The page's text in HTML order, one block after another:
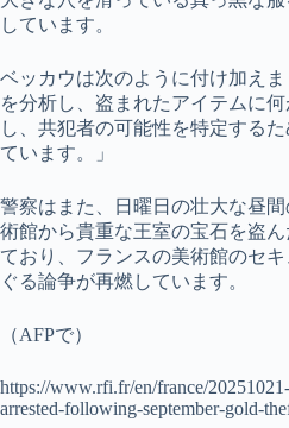
しています。
ベッカウは次のように付け加え
を分析し、盗まれたアイテムに
し、共犯者の可能性を特定する
ています。」
警察はまた、日曜日の壮大な昼
術館から貴重な王室の宝石を盗
ており、フランスの美術館のセ
ぐる論争が再燃しています。
（AFPで）
https://www.rfi.fr/en/france/
arrested-following-september-gold-